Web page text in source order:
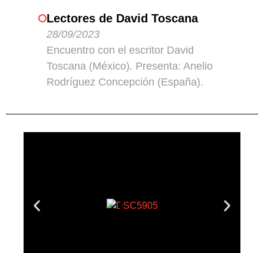
Lectores de David Toscana
28/09/2023
Encuentro con el escritor David
Toscana (México). Presenta: Anelio
Rodríguez Concepción (España).